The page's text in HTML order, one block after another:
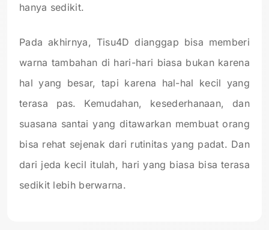
hanya sedikit.
Pada akhirnya, Tisu4D dianggap bisa memberi
warna tambahan di hari-hari biasa bukan karena
hal yang besar, tapi karena hal-hal kecil yang
terasa pas. Kemudahan, kesederhanaan, dan
suasana santai yang ditawarkan membuat orang
bisa rehat sejenak dari rutinitas yang padat. Dan
dari jeda kecil itulah, hari yang biasa bisa terasa
sedikit lebih berwarna.